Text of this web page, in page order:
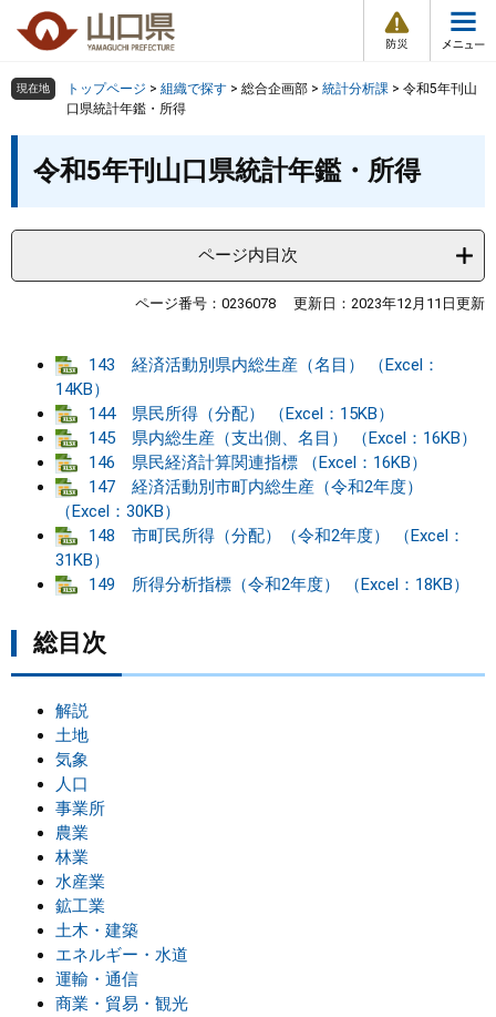
の
頭
。
ー
飛
て
本
へ
情
報
メ
ュ
組織で探す
健康・福祉
教育・文化・スポーツ
しごと・産業・観光
まちづくり
県政情報
検索の仕方 組織で探す サイトマップで探す
現在地 トップページ > 組織で探す > 総合企画部 > 統計分析課 > 令和5年刊山
口県統計年鑑・所得
令和5年刊山口県統計年鑑・所得
ページ内目次
ページ番号：0236078 更新日：2023年12月11日更新
143 経済活動別県内総生産（名目） （Excel：
14KB）
144 県民所得（分配） （Excel：15KB）
145 県内総生産（支出側、名目） （Excel：16KB）
146 県民経済計算関連指標 （Excel：16KB）
147 経済活動別市町内総生産（令和2年度）
（Excel：30KB）
148 市町民所得（分配）（令和2年度） （Excel：
31KB）
149 所得分析指標（令和2年度） （Excel：18KB）
総目次
解説
土地
気象
人口
事業所
農業
林業
水産業
鉱工業
土木・建築
エネルギー・水道
運輸・通信
商業・貿易・観光